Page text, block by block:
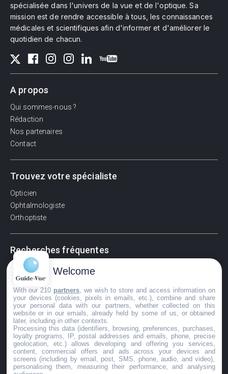
spécialisée dans l'univers de la vue et de l'optique. Sa
mission est de rendre accessible à tous, les connaissances
médicales et scientifiques afin d'informer et d'améliorer le
quotidien de chacun.
A propos
Qui sommes-nous ?
Rédaction
Nos partenaires
Contact
Trouvez votre spécialiste
Opticien
Ophtalmologiste
Orthoptiste
Recherches fréquentes
Pathologies adultes
Signes d'une urgence ophtalmologique
La vision
Acuité visuelle
Myosis / mydriase
Œdème oculaire
©GuideVue2024
Welcome
With our 210 partners , we wish to store and access information on
your devices (cookies, pixels in emails, etc.), combine and share
your personal data with our partners, whether collected on this
website or in our emails, already held by some of us, or obtained
later, including in other contexts.
Processing this data (identifiers, browsing, preferences, purchases,
loyalty programs, IP, postal addresses and emails, phone, precise
geolocation, etc.) allows developing and offering you services,
content, commercial offers and ads across your devices and
screens (including by email, post, SMS, phone, audio, and video),
personalising them, measuring their performance, and analysing